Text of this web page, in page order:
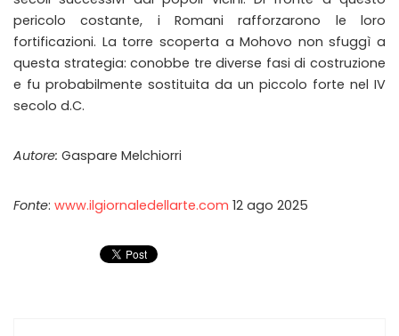
pericolo costante, i Romani rafforzarono le loro
fortificazioni. La torre scoperta a Mohovo non sfuggì a
questa strategia: conobbe tre diverse fasi di costruzione
e fu probabilmente sostituita da un piccolo forte nel IV
secolo d.C.
Autore: Gaspare Melchiorri
Fonte: www.ilgiornaledellarte.com 12 ago 2025